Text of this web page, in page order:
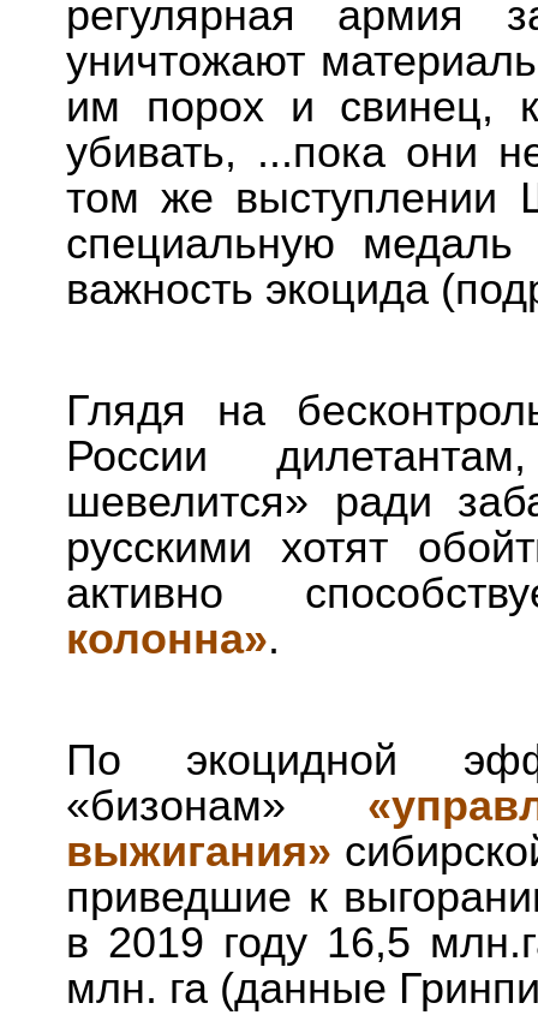
регулярная армия
уничтожают
им порох и свинец,
убивать, ...пока они
том же выступлении
специальную медаль
важность экоцида
Глядя на
России
шевелится» ради
русскими хотят
активно
колонна».
По экоцидной
«бизонам»
выжигания»
приведшие к
в 2019 году 16,5
млн. га (данные